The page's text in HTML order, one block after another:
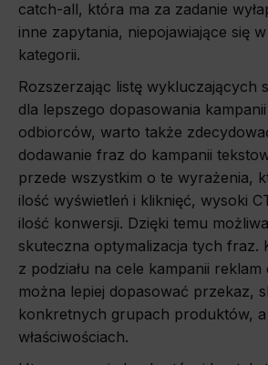
catch-all, która ma za zadanie
inne zapytania, niepojawiające się
kategorii.
Rozszerzając listę wykluczających
dla lepszego dopasowania
odbiorców, warto także
dodawanie fraz do kampanii
przede wszystkim o te wyrażenia,
ilość wyświetleń i kliknięć, wysoki
ilość konwersji. Dzięki temu
skuteczna optymalizacja tych fraz.
z podziału na cele kampanii
można lepiej dopasować przekaz,
konkretnych grupach produktów,
właściwościach.